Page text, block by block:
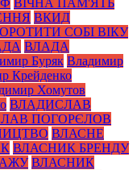
ВІЧНА ПАМ'ЯТЬ
ВКИД
СОБІ ВІКУ
ВЛАДА
Буряк Владимир
Крейденко
Хомутов
ВЛАДИСЛАВ
ПОГОРЄЛОВ
ВЛАСНЕ
ВЛАСНИК БРЕНДУ
ВЛАСНИК